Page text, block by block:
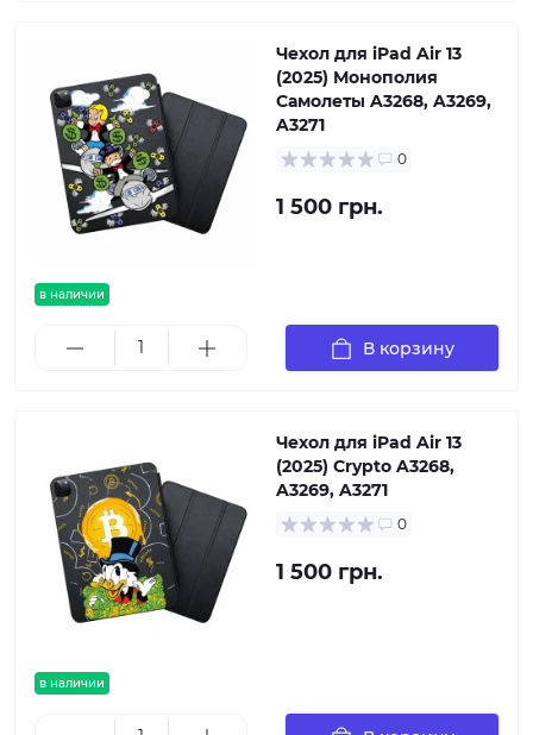
в наличии
Чехол для iPad Air 13
(2025) Монополия
Самолеты A3268, A3269,
A3271
0
1 500 грн.
В корзину
в наличии
Чехол для iPad Air 13
(2025) Crypto A3268,
A3269, A3271
0
1 500 грн.